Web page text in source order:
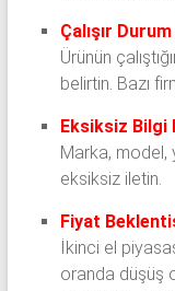
Çalışır
Ürünün
belirtin. Bazı
Eksiksiz Bilgi
Marka, model,
eksiksiz iletin.
Fiyat
İkinci el
oranda düşüş